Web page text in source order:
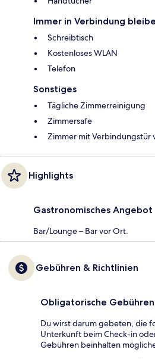
Immer in Verbindung
Schreibtisch
Kostenloses WLAN
Telefon
Sonstiges
Tägliche Zimmerreinigung
Zimmersafe
Zimmer mit Verbindungstür
Highlights
Gastronomisches Angebot
Bar/Lounge – Bar vor Ort.
Gebühren & Richtlinien
Obligatorische Gebühren
Du wirst darum gebeten, die
Unterkunft beim Check-in
Gebühren beinhalten